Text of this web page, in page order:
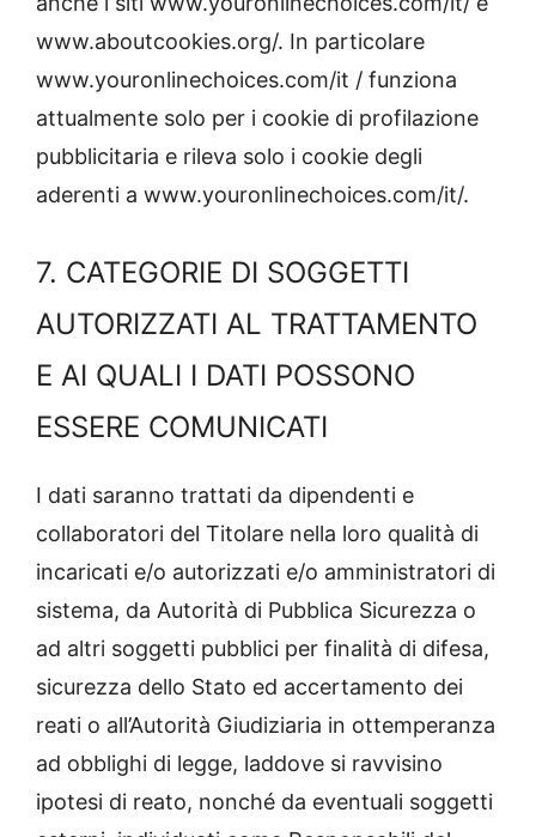
www.aboutcookies.org/. In particolare
www.youronlinechoices.com/it / funziona
attualmente solo per i cookie di profilazione
pubblicitaria e rileva solo i cookie degli
aderenti a www.youronlinechoices.com/it/.
7. CATEGORIE DI SOGGETTI
AUTORIZZATI AL TRATTAMENTO
E AI QUALI I DATI POSSONO
ESSERE COMUNICATI
I dati saranno trattati da dipendenti e
collaboratori del Titolare nella loro qualità di
incaricati e/o autorizzati e/o amministratori di
sistema, da Autorità di Pubblica Sicurezza o
ad altri soggetti pubblici per finalità di difesa,
sicurezza dello Stato ed accertamento dei
reati o all’Autorità Giudiziaria in ottemperanza
ad obblighi di legge, laddove si ravvisino
ipotesi di reato, nonché da eventuali soggetti